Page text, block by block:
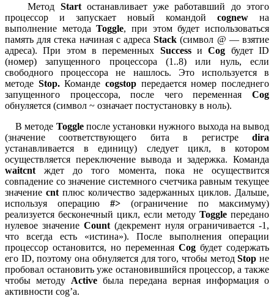
Метод Startостанавливает уже работавший до этого
процессор и запускает новый командой cognew на
выполнение методаToggle, при этом будет использоваться
память для стека начиная с адресаStack (символ @ — взятие
адреса). При этом в переменных SuccessиCog будет ID
(номер) запущенного процессора (1..8) или нуль, если
свободного процессора не нашлось. Это используется в
методе Stop.Командеcogstop передается номер последнего
запущенного процессора, после чего переменная Cog
обнуляется (символ ~ означает постустановку в ноль).
В методе Toggleпосле установки нужного выхода на вывод
(значение соответствующего бита в регистре dira
устанавливается в единицу) следует цикл, в котором
осуществляется переключение вывода и задержка. Команда
waitcnt ждет до того момента, пока не осуществится
совпадение со значение системного счетчика равным текущее
значение сnt плюс количество задержанных циклов. Дальше,
используя операцию #> (ограничение по максимуму)
реализуется бесконечный цикл, если методу Toggle передано
нулевое значение Count (декремент нуля ограничивается -1,
что всегда есть «истина»). После выполнения операции
процессор остановится, но переменная Cog будет содержать
его ID, поэтому она обнуляется для того, чтобы методStop не
пробовал остановить уже остановившийся процессор, а также
чтобы методу Active была передана верная информация о
активности cog’а.